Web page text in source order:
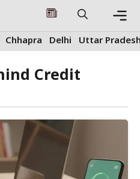
Chhapra Delhi Uttar
Credit